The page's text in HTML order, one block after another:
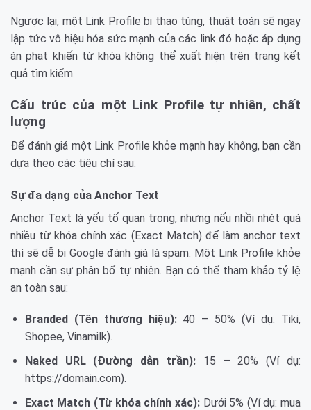
Ngược lại, một Link Profile bị thao túng, thuật toán sẽ ngay
lập tức vô hiệu hóa sức mạnh của các link đó hoặc áp dụng
án phạt khiến từ khóa không thể xuất hiện trên trang kết
quả tìm kiếm.
Cấu trúc của một Link Profile tự nhiên, chất
lượng
Để đánh giá một Link Profile khỏe mạnh hay không, bạn cần
dựa theo các tiêu chí sau:
Sự đa dạng của Anchor Text
Anchor Text là yếu tố quan trọng, nhưng nếu nhồi nhét quá
nhiều từ khóa chính xác (Exact Match) để làm anchor text
thì sẽ dễ bị Google đánh giá là spam. Một Link Profile khỏe
mạnh cần sự phân bổ tự nhiên. Bạn có thể tham khảo tỷ lệ
an toàn sau:
Branded (Tên thương hiệu):40 – 50% (Ví dụ: Tiki,
Shopee, Vinamilk).
Naked URL (Đường dẫn trần): 15 – 20% (Ví dụ:
https://domain.com).
Exact Match (Từ khóa chính xác):Dưới 5% (Ví dụ: mua